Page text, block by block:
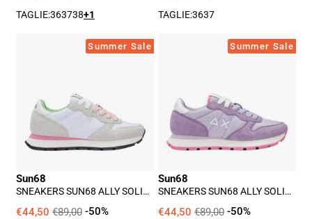
TAGLIE:363738+1 TAGLIE:3637
Sneakers
Donna
Bianco
Summer Sale
Sun68
SNEAKERS SUN68 ALLY SOLID
€44,50 €89,00 -50%
Sneakers
Donna
-
Viola
Summer Sale
Sun68
SNEAKERS SUN68 ALLY SOLID
€44,50 €89,00 -50%